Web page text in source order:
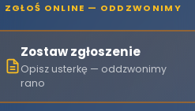
ZGŁOŚ ONLINE — ODDZWONIMY
Zostaw zgłoszenie
Opisz usterkę — oddzwonimy
rano